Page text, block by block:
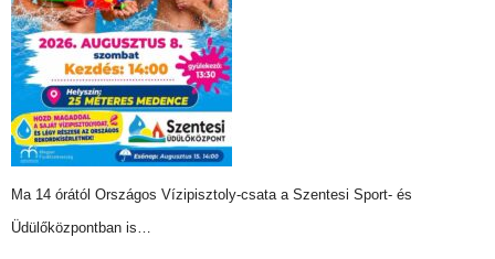
Ma 14 órától Országos Vízipisztoly-csata a Szentesi Sport- és
Üdülőközpontban is…